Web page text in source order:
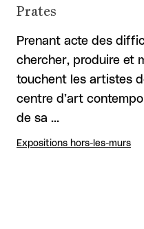
Prates
Prenant acte des
chercher, produire et
touchent les artistes
centre d’art
de sa …
Expositions hors-les-murs